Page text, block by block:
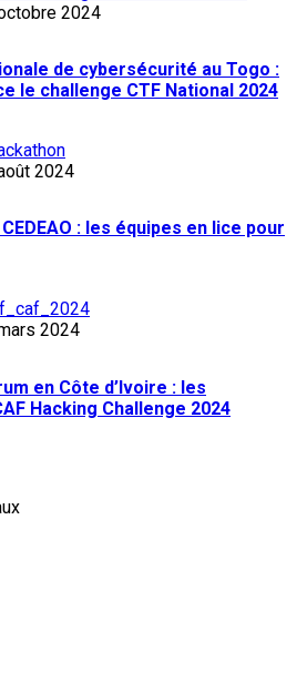
2024
de cybersécurité au Togo :
le challenge CTF National 2024
2024
: les équipes en lice pour
2024
en Côte d’Ivoire : les
Hacking Challenge 2024